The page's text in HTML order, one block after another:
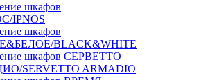
шкафов
IPNOS
шкафов
BLACK&WHITE
шкафов СЕРВЕТТО
SERVETTO ARMADIO